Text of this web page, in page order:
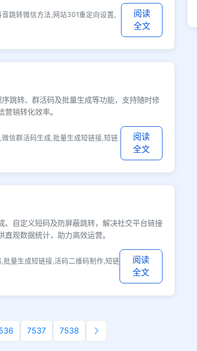
跳转微信方法,网站301重定向设置,
阅读
全文
跳转、群活码及批量生成等功能，支持随时修
销转化效率。
信群活码生成,批量生成短链接,短链
阅读
全文
自定义短码及防屏蔽跳转，解决社交平台链接
观数据统计，助力高效运营。
量生成短链接,活码二维码制作,短链
阅读
全文
7537 7538